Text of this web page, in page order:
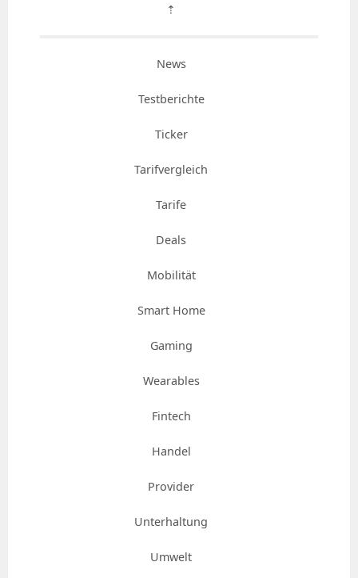
⇡
News
Testberichte
Ticker
Tarifvergleich
Tarife
Deals
Mobilität
Smart Home
Gaming
Wearables
Fintech
Handel
Provider
Unterhaltung
Umwelt